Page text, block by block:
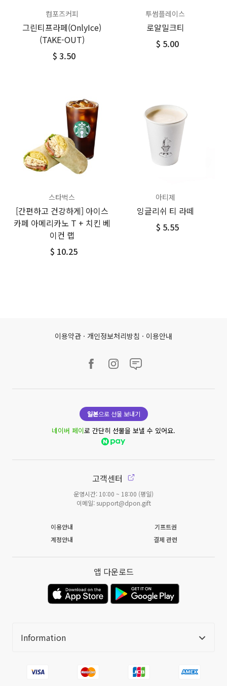
컴포즈커피
그린티프라페(OnlyIce)
(TAKE-OUT)
$ 3.50
투썸플레이스
로얄밀크티
$ 5.00
스타벅스
[간편하고 건강하게] 아이스
카페 아메리카노 T + 치킨 베
이컨 랩
$ 10.25
아티제
잉글리쉬 티 라떼
$ 5.55
이용약관 · 개인정보처리방침 · 이용안내
일본으로 선물 보내기
네이버 페이로 간단히 선물을 보낼 수 있어요.
고객센터
운영시간: 10:00 ~ 18:00 (평일)
이메일: support@dpon.gift
이용안내
기프트권
계정안내
결제 관련
앱 다운로드
Information